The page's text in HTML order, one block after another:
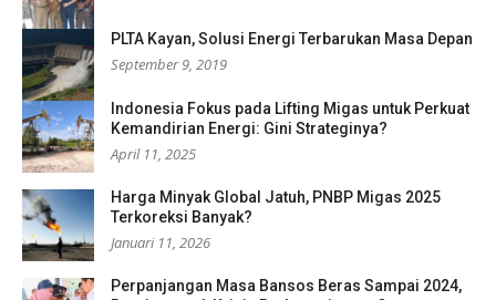
PLTA Kayan, Solusi Energi Terbarukan Masa Depan
September 9, 2019
Indonesia Fokus pada Lifting Migas untuk Perkuat
Kemandirian Energi: Gini Strateginya?
April 11, 2025
Harga Minyak Global Jatuh, PNBP Migas 2025
Terkoreksi Banyak?
Januari 11, 2026
Perpanjangan Masa Bansos Beras Sampai 2024,